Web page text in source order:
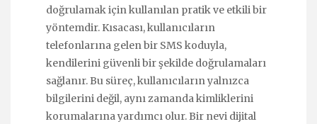
doğrulamak için kullanılan pratik ve etkili bir
yöntemdir. Kısacası, kullanıcıların
telefonlarına gelen bir SMS koduyla,
kendilerini güvenli bir şekilde doğrulamaları
sağlanır. Bu süreç, kullanıcıların yalnızca
bilgilerini değil, aynı zamanda kimliklerini
korumalarına yardımcı olur. Bir nevi dijital